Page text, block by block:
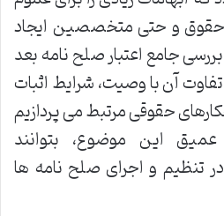
حقوق و حتی متخصصین ایجاد
جامع اعتبار صلح نامه بعد
آن با وصیت، شرایط اثبات
حقوقی مرتبط می پردازیم
این موضوع، بتوانند
تنظیم و اجرای صلح نامه ها